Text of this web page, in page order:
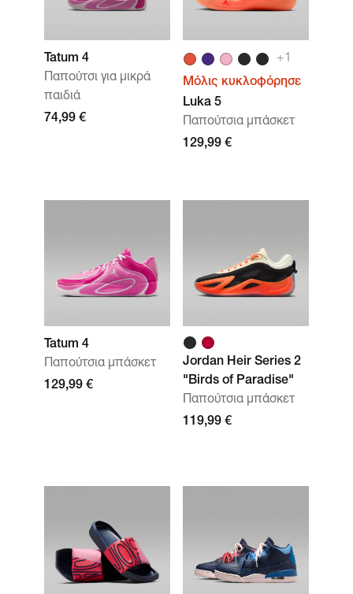
Tatum 4
Παπούτσι για μικρά
παιδιά
74,99 €
+1
Μόλις κυκλοφόρησε
Luka 5
Παπούτσια μπάσκετ
129,99 €
Tatum 4
Παπούτσια μπάσκετ
129,99 €
Jordan Heir Series 2
"Birds of Paradise"
Παπούτσια μπάσκετ
119,99 €